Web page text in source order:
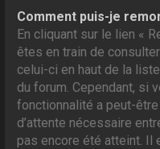
Comment puis-je
En cliquant sur le lien «
êtes en train de
celui-ci en haut de la
du forum. Cependant, si
fonctionnalité a peut-
d’attente nécessaire
pas encore été atteint.